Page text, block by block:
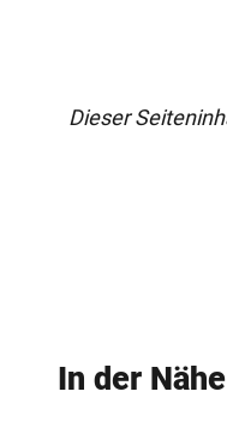
Dieser
In der Nähe